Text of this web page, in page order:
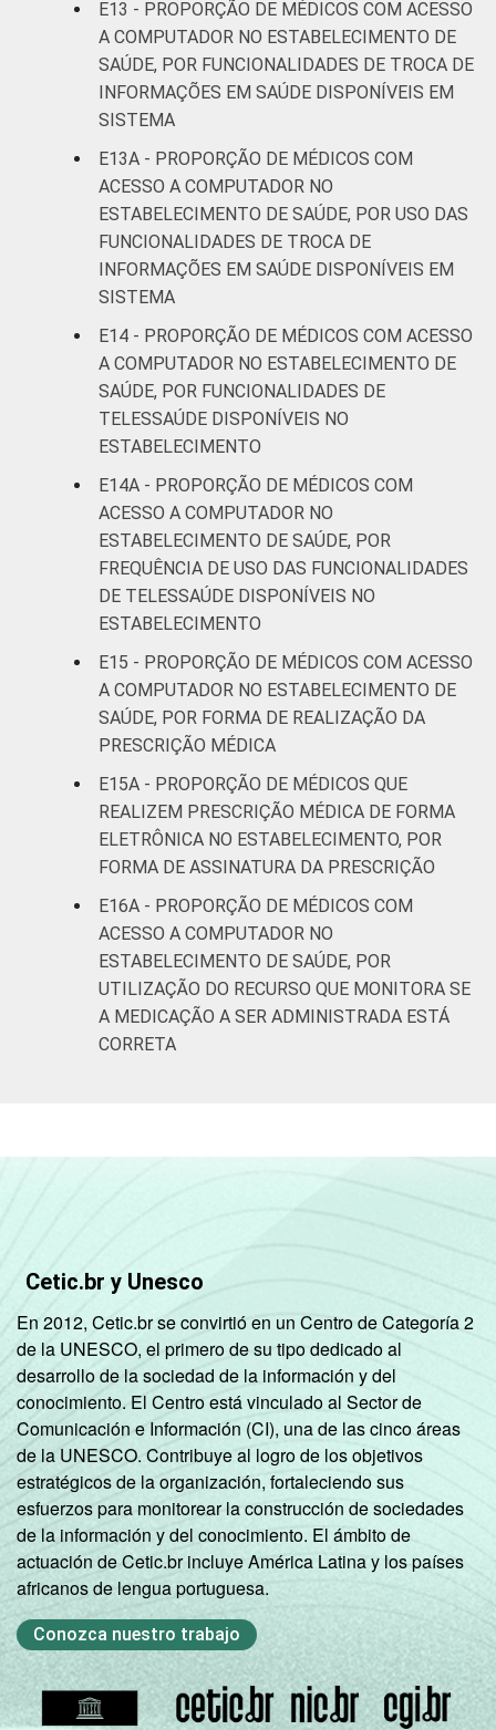
E13 - PROPORÇÃO DE MÉDICOS COM ACESSO
A COMPUTADOR NO ESTABELECIMENTO DE
SAÚDE, POR FUNCIONALIDADES DE TROCA DE
INFORMAÇÕES EM SAÚDE DISPONÍVEIS EM
SISTEMA
E13A - PROPORÇÃO DE MÉDICOS COM
ACESSO A COMPUTADOR NO
ESTABELECIMENTO DE SAÚDE, POR USO DAS
FUNCIONALIDADES DE TROCA DE
INFORMAÇÕES EM SAÚDE DISPONÍVEIS EM
SISTEMA
E14 - PROPORÇÃO DE MÉDICOS COM ACESSO
A COMPUTADOR NO ESTABELECIMENTO DE
SAÚDE, POR FUNCIONALIDADES DE
TELESSAÚDE DISPONÍVEIS NO
ESTABELECIMENTO
E14A - PROPORÇÃO DE MÉDICOS COM
ACESSO A COMPUTADOR NO
ESTABELECIMENTO DE SAÚDE, POR
FREQUÊNCIA DE USO DAS FUNCIONALIDADES
DE TELESSAÚDE DISPONÍVEIS NO
ESTABELECIMENTO
E15 - PROPORÇÃO DE MÉDICOS COM ACESSO
A COMPUTADOR NO ESTABELECIMENTO DE
SAÚDE, POR FORMA DE REALIZAÇÃO DA
PRESCRIÇÃO MÉDICA
E15A - PROPORÇÃO DE MÉDICOS QUE
REALIZEM PRESCRIÇÃO MÉDICA DE FORMA
ELETRÔNICA NO ESTABELECIMENTO, POR
FORMA DE ASSINATURA DA PRESCRIÇÃO
E16A - PROPORÇÃO DE MÉDICOS COM
ACESSO A COMPUTADOR NO
ESTABELECIMENTO DE SAÚDE, POR
UTILIZAÇÃO DO RECURSO QUE MONITORA SE
A MEDICAÇÃO A SER ADMINISTRADA ESTÁ
CORRETA
Cetic.br y Unesco
En 2012, Cetic.br se convirtió en un Centro de Categoría 2
de la UNESCO, el primero de su tipo dedicado al
desarrollo de la sociedad de la información y del
conocimiento. El Centro está vinculado al Sector de
Comunicación e Información (CI), una de las cinco áreas
de la UNESCO. Contribuye al logro de los objetivos
estratégicos de la organización, fortaleciendo sus
esfuerzos para monitorear la construcción de sociedades
de la información y del conocimiento. El ámbito de
actuación de Cetic.br incluye América Latina y los países
africanos de lengua portuguesa.
Conozca nuestro trabajo